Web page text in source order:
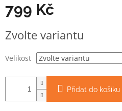
799 Kč
cena:
Zvolte variantu
Velikost
Přidat do košíku